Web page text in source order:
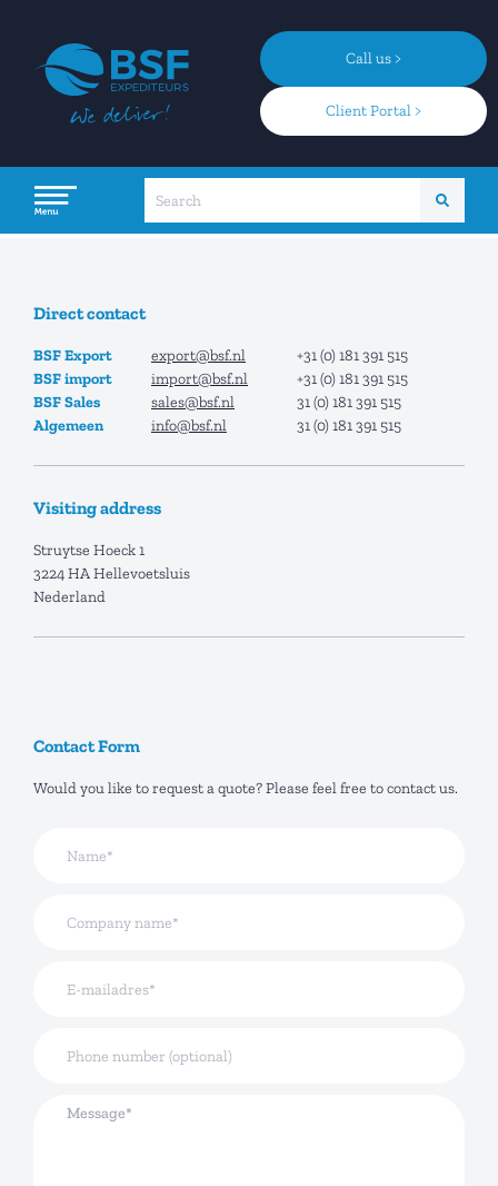
Call us >
Client Portal >
Direct contact
BSF Export export@bsf.nl
+31 (0) 181 391 515
BSF import
import@bsf.nl
+31 (0) 181 391 515
BSF Sales
sales@bsf.nl
31 (0) 181 391 515
Algemeen
info@bsf.nl 31 (0) 181 391 515
Visiting address
Struytse Hoeck 1
3224 HA Hellevoetsluis
Nederland
Contact Form
Would you like to request a quote? Please feel free to contact us.